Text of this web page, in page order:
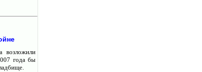
возложили
года бы